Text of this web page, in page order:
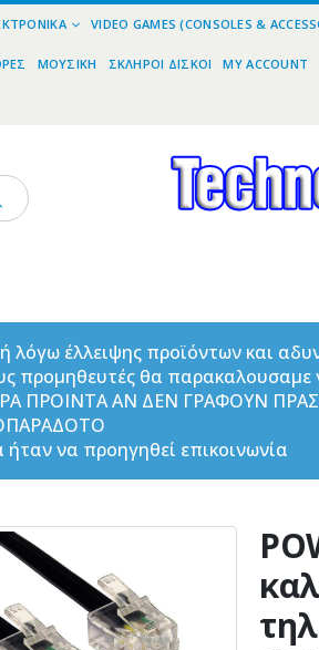
VIDEO GAMES (CONSOLES &
ΜΟΥΣΙΚΉ ΣΚΛΗΡΟΊ ΔΊΣΚΟΙ MY ACCOUNT
λόγω έλλειψης προϊόντων και
προμηθευτές θα
ΠΡΟΙΝΤΑ ΑΝ ΔΕΝ ΓΡΑΦΟΥΝ
ήταν να προηγηθεί επικοινωνία